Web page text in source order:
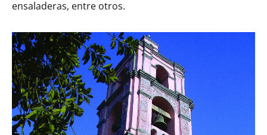
ensaladeras, entre otros.